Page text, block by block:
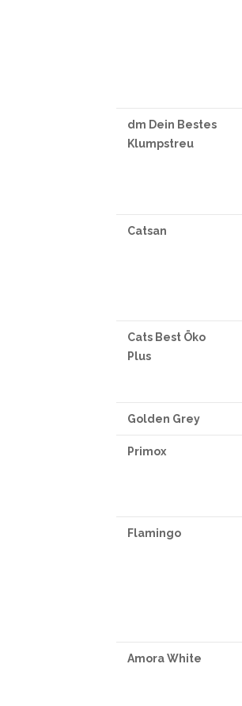
dm Dein Bestes
Klumpstreu
Catsan
Cats Best Öko
Plus
Golden Grey
Primox
Flamingo
Amora White